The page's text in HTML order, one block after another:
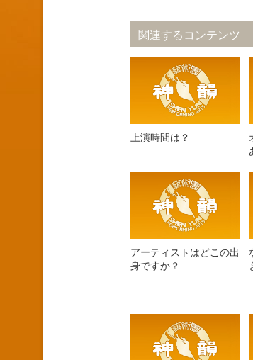
関連するコンテンツ
上演時間は？
アーティストはどこの出
身ですか？